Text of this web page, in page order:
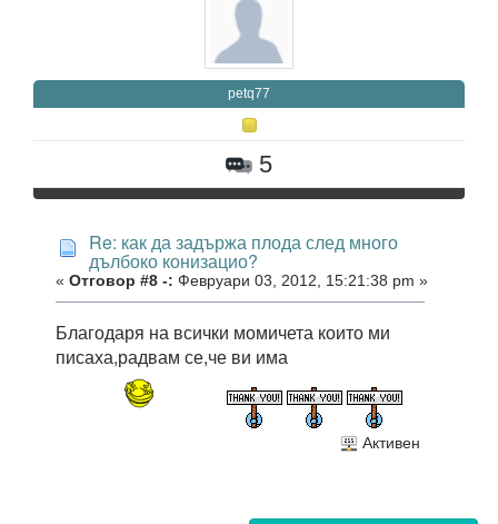
petq77
5
Re: как да задържа плода след много
дълбоко конизацио?
« Отговор #8 -: Февруари 03, 2012, 15:21:38 pm »
Благодаря на всички момичета които ми
писаха,радвам се,че ви има
Активен